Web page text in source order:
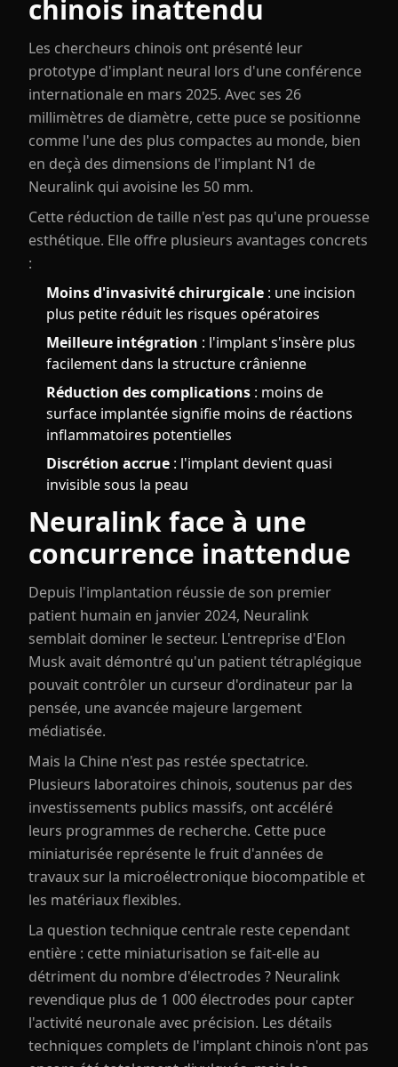
chinois inattendu
Les chercheurs chinois ont présenté leur
prototype d'implant neural lors d'une conférence
internationale en mars 2025. Avec ses 26
millimètres de diamètre, cette puce se positionne
comme l'une des plus compactes au monde, bien
en deçà des dimensions de l'implant N1 de
Neuralink qui avoisine les 50 mm.
Cette réduction de taille n'est pas qu'une prouesse
esthétique. Elle offre plusieurs avantages concrets
:
Moins d'invasivité chirurgicale : une incision
plus petite réduit les risques opératoires
Meilleure intégration : l'implant s'insère plus
facilement dans la structure crânienne
Réduction des complications : moins de
surface implantée signifie moins de réactions
inflammatoires potentielles
Discrétion accrue : l'implant devient quasi
invisible sous la peau
Neuralink face à une
concurrence inattendue
Depuis l'implantation réussie de son premier
patient humain en janvier 2024, Neuralink
semblait dominer le secteur. L'entreprise d'Elon
Musk avait démontré qu'un patient tétraplégique
pouvait contrôler un curseur d'ordinateur par la
pensée, une avancée majeure largement
médiatisée.
Mais la Chine n'est pas restée spectatrice.
Plusieurs laboratoires chinois, soutenus par des
investissements publics massifs, ont accéléré
leurs programmes de recherche. Cette puce
miniaturisée représente le fruit d'années de
travaux sur la microélectronique biocompatible et
les matériaux flexibles.
La question technique centrale reste cependant
entière : cette miniaturisation se fait-elle au
détriment du nombre d'électrodes ? Neuralink
revendique plus de 1 000 électrodes pour capter
l'activité neuronale avec précision. Les détails
techniques complets de l'implant chinois n'ont pas